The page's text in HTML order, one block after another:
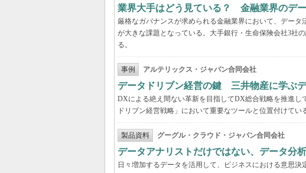
業界大手はどう見ている？ 金融業界のデ
厳格なガバナンスが求められる金融業界において、デー
が大きな課題となっている。大手銀行・生命保険会社3社
る。
事例 アルテリックス・ジャパン合同会社
データドリブン経営の鍵 三井物産に学ぶ
DXによる絶え間ない革新を目指してDX総合戦略を推進
ドリブン経営戦略」において重要なツールと位置付けてい
製品資料 グーグル・クラウド・ジャパン合同会社
データアナリストだけではない、データ分
日々増加するデータを活用して、ビジネスにおける意思